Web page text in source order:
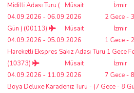
İzmir
Müsait
04.09.2026 - 06.09.2026
2 Gece -
Midilli Adası Turu (
Gün ) (00113)
İzmir
Müsait
04.09.2026 - 05.09.2026
1 Gece -
Hareketli Ekspres Sakız Adası Turu 1 Gece
(10373)
İzmir
Müsait
04.09.2026 - 11.09.2026
7 Gece -
Boya Deluxe Karadeniz Turu - (7 Gece - 8